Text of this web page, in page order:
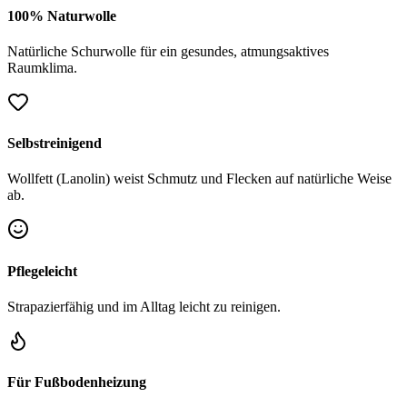
100% Naturwolle
Natürliche Schurwolle für ein gesundes, atmungsaktives
Raumklima.
Selbstreinigend
Wollfett (Lanolin) weist Schmutz und Flecken auf natürliche Weise
ab.
Pflegeleicht
Strapazierfähig und im Alltag leicht zu reinigen.
Für Fußbodenheizung